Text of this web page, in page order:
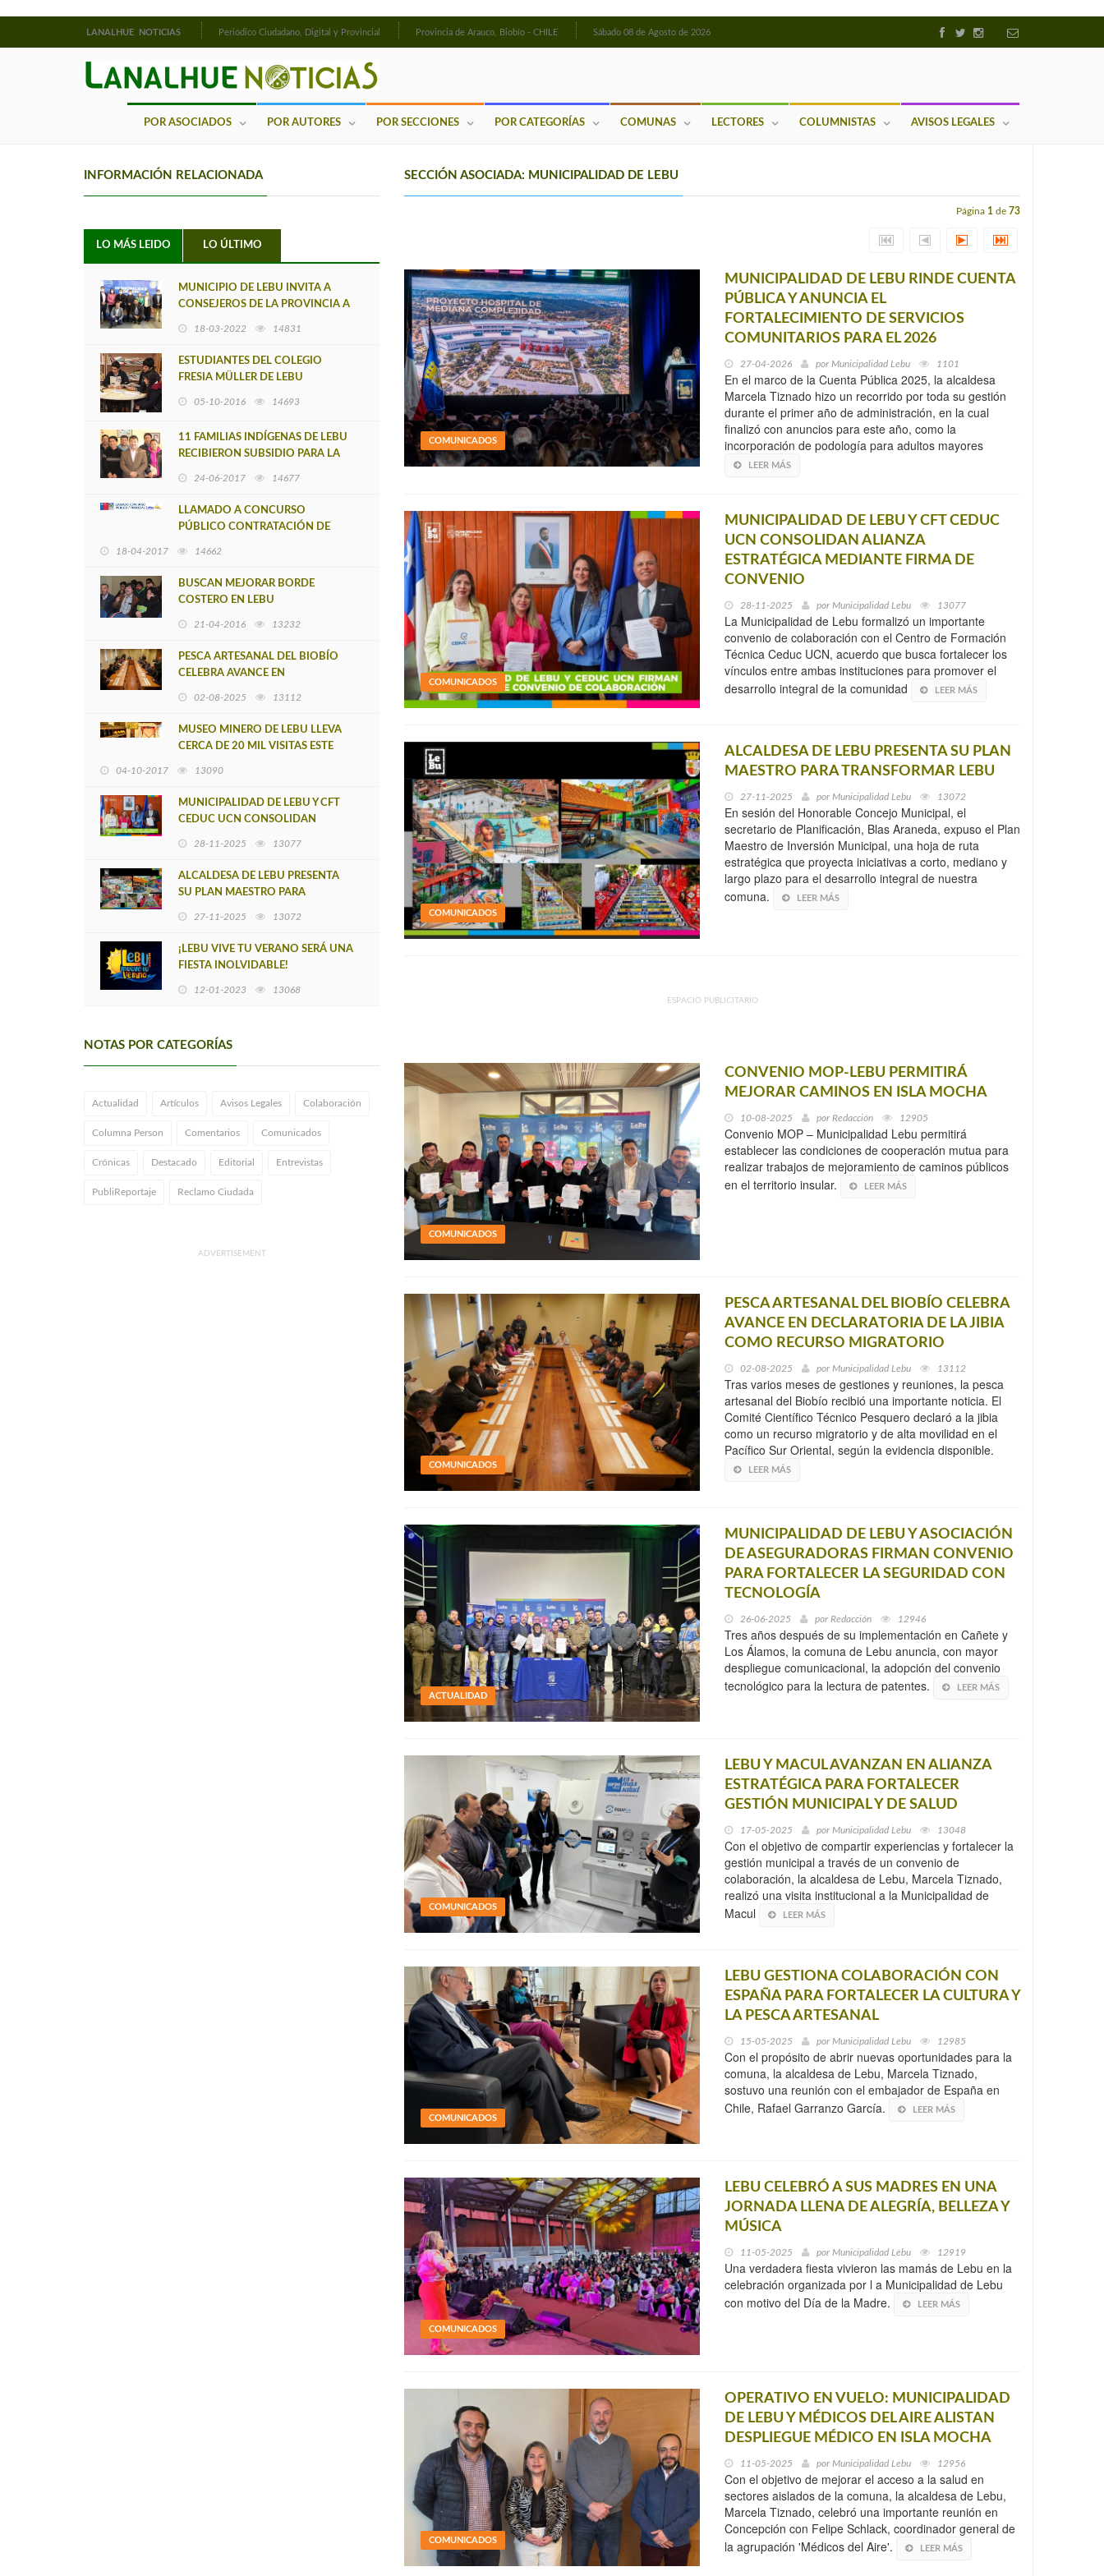
LANALHUE NOTICIAS Periódico Ciudadano, Digital y Provincial Provincia de Arauco, Biobío - CHILE Sábado 08 de Agosto de 2026
POR ASOCIADOS POR AUTORES POR SECCIONES POR CATEGORÍAS COMUNAS LECTORES COLUMNISTAS AVISOS LEGALES
INFORMACIÓN RELACIONADA
LO MÁS LEIDO LO ÚLTIMO
MUNICIPIO DE LEBU INVITA A
CONSEJEROS DE LA PROVINCIA A
18-03-2022 14831
ESTUDIANTES DEL COLEGIO
FRESIA MÜLLER DE LEBU
05-10-2016 14693
11 FAMILIAS INDÍGENAS DE LEBU
RECIBIERON SUBSIDIO PARA LA
24-06-2017 14677
LLAMADO A CONCURSO
PÚBLICO CONTRATACIÓN DE
18-04-2017 14662
BUSCAN MEJORAR BORDE
COSTERO EN LEBU
21-04-2016 13232
PESCA ARTESANAL DEL BIOBÍO
CELEBRA AVANCE EN
02-08-2025 13112
MUSEO MINERO DE LEBU LLEVA
CERCA DE 20 MIL VISITAS ESTE
04-10-2017 13090
MUNICIPALIDAD DE LEBU Y CFT
CEDUC UCN CONSOLIDAN
28-11-2025 13077
ALCALDESA DE LEBU PRESENTA
SU PLAN MAESTRO PARA
27-11-2025 13072
¡LEBU VIVE TU VERANO SERÁ UNA
FIESTA INOLVIDABLE!
12-01-2023 13068
NOTAS POR CATEGORÍAS
Actualidad Artículos Avisos Legales Colaboración
Columna Person Comentarios Comunicados
Crónicas Destacado Editorial Entrevistas
PubliReportaje Reclamo Ciudada
ADVERTISEMENT
SECCIÓN ASOCIADA: MUNICIPALIDAD DE LEBU
Página 1 de 73
COMUNICADOS
MUNICIPALIDAD DE LEBU RINDE CUENTA
PÚBLICA Y ANUNCIA EL
FORTALECIMIENTO DE SERVICIOS
COMUNITARIOS PARA EL 2026
27-04-2026 por Municipalidad Lebu 1101
En el marco de la Cuenta Pública 2025, la alcaldesa
Marcela Tiznado hizo un recorrido por toda su gestión
durante el primer año de administración, en la cual
finalizó con anuncios para este año, como la
incorporación de podología para adultos mayores
LEER MÁS
COMUNICADOS
MUNICIPALIDAD DE LEBU Y CFT CEDUC
UCN CONSOLIDAN ALIANZA
ESTRATÉGICA MEDIANTE FIRMA DE
CONVENIO
28-11-2025 por Municipalidad Lebu 13077
La Municipalidad de Lebu formalizó un importante
convenio de colaboración con el Centro de Formación
Técnica Ceduc UCN, acuerdo que busca fortalecer los
vínculos entre ambas instituciones para promover el
desarrollo integral de la comunidad
LEER MÁS
COMUNICADOS
ALCALDESA DE LEBU PRESENTA SU PLAN
MAESTRO PARA TRANSFORMAR LEBU
27-11-2025 por Municipalidad Lebu 13072
En sesión del Honorable Concejo Municipal, el
secretario de Planificación, Blas Araneda, expuso el Plan
Maestro de Inversión Municipal, una hoja de ruta
estratégica que proyecta iniciativas a corto, mediano y
largo plazo para el desarrollo integral de nuestra
comuna.
LEER MÁS
ESPACIO PUBLICITARIO
COMUNICADOS
CONVENIO MOP-LEBU PERMITIRÁ
MEJORAR CAMINOS EN ISLA MOCHA
10-08-2025 por Redacción 12905
Convenio MOP – Municipalidad Lebu permitirá
establecer las condiciones de cooperación mutua para
realizar trabajos de mejoramiento de caminos públicos
en el territorio insular.
LEER MÁS
COMUNICADOS
PESCA ARTESANAL DEL BIOBÍO CELEBRA
AVANCE EN DECLARATORIA DE LA JIBIA
COMO RECURSO MIGRATORIO
02-08-2025 por Municipalidad Lebu 13112
Tras varios meses de gestiones y reuniones, la pesca
artesanal del Biobío recibió una importante noticia. El
Comité Científico Técnico Pesquero declaró a la jibia
como un recurso migratorio y de alta movilidad en el
Pacífico Sur Oriental, según la evidencia disponible.
LEER MÁS
ACTUALIDAD
MUNICIPALIDAD DE LEBU Y ASOCIACIÓN
DE ASEGURADORAS FIRMAN CONVENIO
PARA FORTALECER LA SEGURIDAD CON
TECNOLOGÍA
26-06-2025 por Redacción 12946
Tres años después de su implementación en Cañete y
Los Álamos, la comuna de Lebu anuncia, con mayor
despliegue comunicacional, la adopción del convenio
tecnológico para la lectura de patentes.
LEER MÁS
COMUNICADOS
LEBU Y MACUL AVANZAN EN ALIANZA
ESTRATÉGICA PARA FORTALECER
GESTIÓN MUNICIPAL Y DE SALUD
17-05-2025 por Municipalidad Lebu 13048
Con el objetivo de compartir experiencias y fortalecer la
gestión municipal a través de un convenio de
colaboración, la alcaldesa de Lebu, Marcela Tiznado,
realizó una visita institucional a la Municipalidad de
Macul
LEER MÁS
COMUNICADOS
LEBU GESTIONA COLABORACIÓN CON
ESPAÑA PARA FORTALECER LA CULTURA Y
LA PESCA ARTESANAL
15-05-2025 por Municipalidad Lebu 12985
Con el propósito de abrir nuevas oportunidades para la
comuna, la alcaldesa de Lebu, Marcela Tiznado,
sostuvo una reunión con el embajador de España en
Chile, Rafael Garranzo García.
LEER MÁS
COMUNICADOS
LEBU CELEBRÓ A SUS MADRES EN UNA
JORNADA LLENA DE ALEGRÍA, BELLEZA Y
MÚSICA
11-05-2025 por Municipalidad Lebu 12919
Una verdadera fiesta vivieron las mamás de Lebu en la
celebración organizada por l a Municipalidad de Lebu
con motivo del Día de la Madre.
LEER MÁS
COMUNICADOS
OPERATIVO EN VUELO: MUNICIPALIDAD
DE LEBU Y MÉDICOS DEL AIRE ALISTAN
DESPLIEGUE MÉDICO EN ISLA MOCHA
11-05-2025 por Municipalidad Lebu 12956
Con el objetivo de mejorar el acceso a la salud en
sectores aislados de la comuna, la alcaldesa de Lebu,
Marcela Tiznado, celebró una importante reunión en
Concepción con Felipe Schlack, coordinador general de
la agrupación 'Médicos del Aire'.
LEER MÁS